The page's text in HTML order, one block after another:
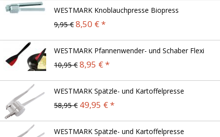
WESTMARK Knoblauchpresse Biopress
9,95 € 8,50 € *
WESTMARK Pfannenwender- und Schaber Flexi
10,95 € 8,95 € *
WESTMARK Spätzle- und Kartoffelpresse
58,95 € 49,95 € *
WESTMARK Spätzle- und Kartoffelpresse